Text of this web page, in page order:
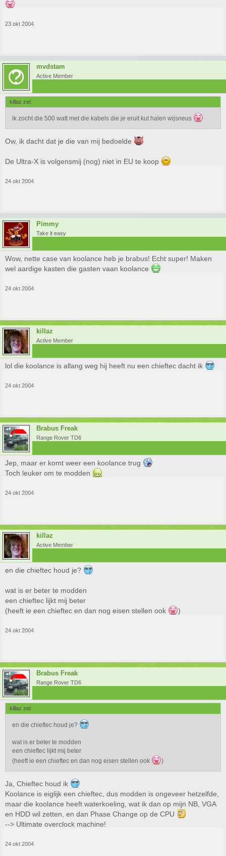
23 okt 2004
mvdstam
Active Member
killaz zei:
ik zocht die 500 watt met die kabels die je eruit kut halen wijsneus
Ow, ik dacht dat je die van mij bedoelde
De Ultra-X is volgensmij (nog) niet in EU te koop
24 okt 2004
Pimmy
Take it easy
Wow, nette case van koolance heb je brabus! Echt super! Maken
wel aardige kasten die gasten vaan koolance
24 okt 2004
killaz
Active Member
lol die koolance is allang weg hij heeft nu een chieftec dacht ik
24 okt 2004
Brabus Freak
Range Rover TD6
Jep, maar er komt weer een koolance trug
Toch leuker om te modden
24 okt 2004
killaz
Active Member
en die chieftec houd je?
wat is er beter te modden
een chieftec lijkt mij beter
(heeft ie een chieftec en dan nog eisen stellen ook
)
24 okt 2004
Brabus Freak
Range Rover TD6
killaz zei:
en die chieftec houd je?
wat is er beter te modden
een chieftec lijkt mij beter
(heeft ie een chieftec en dan nog eisen stellen ook
)
Ja, Chieftec houd ik
Koolance is eiglijk een chieftec, dus modden is ongeveer hetzelfde,
maar die koolance heeft waterkoeling, wat ik dan op mijn NB, VGA
en HDD wil zetten, en dan Phase Change op de CPU
--> Ultimate overclock machine!
24 okt 2004